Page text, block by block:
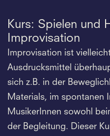
Kurs: Spielen und
Improvisation
Improvisation ist
Ausdrucksmittel
sich z.B. in der
Materials, im spontanen
MusikerInnen sowohl
der Begleitung. Dieser